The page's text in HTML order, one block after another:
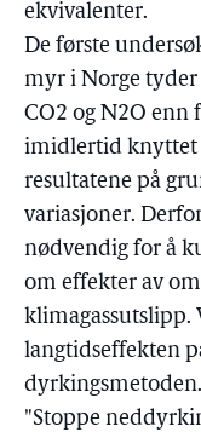
ekvivalenter.
De første
myr i Norge
CO2 og N2O enn
imidlertid knyttet
resultatene på
variasjoner.
nødvendig for å
om effekter av
klimagassutslipp.
langtidseffekten
dyrkingsmetoden.
"Stoppe